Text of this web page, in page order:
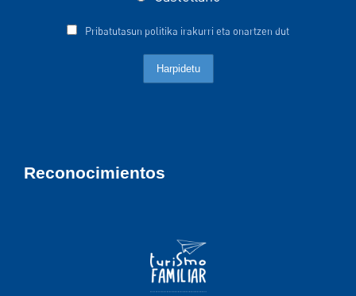
Pribatutasun politika irakurri eta onartzen dut
Reconocimientos